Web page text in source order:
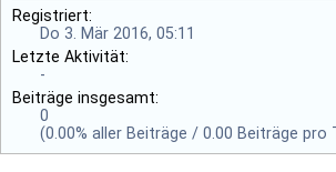
Registriert:
Do 3. Mär 2016, 05:11
Letzte Aktivität:
-
Beiträge insgesamt:
0
(0.00% aller Beiträge / 0.00 Beiträge pro